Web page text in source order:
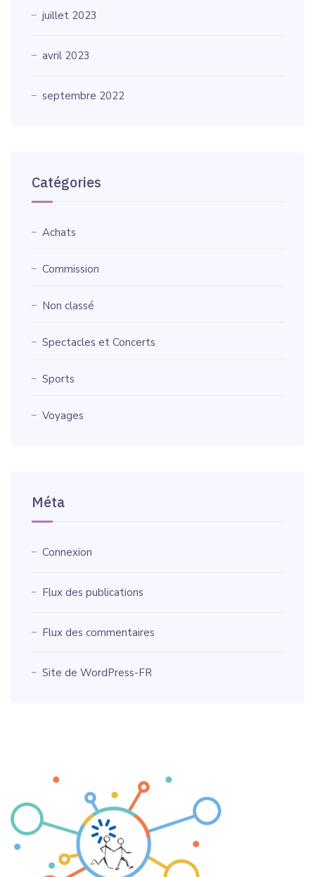
juillet 2023
avril 2023
septembre 2022
Catégories
Achats
Commission
Non classé
Spectacles et Concerts
Sports
Voyages
Méta
Connexion
Flux des publications
Flux des commentaires
Site de WordPress-FR